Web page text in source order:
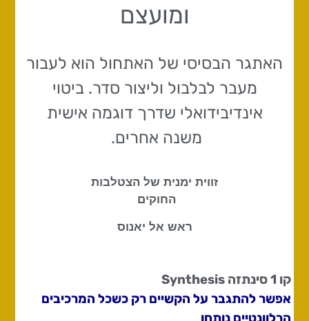
ומועצם
האתגר הבסיסי של האתחול הוא לעבור
מעבר לבלבול וליצור סדר. ביטוי
אינדיבידואלי שדרך דוגמה אישית
משנה אחרים.
זווית ימנית של הצטלבות
החוקים
ראש אל יאנוס
קו 1 סינתזה
Synthesis
אפשר להתגבר על הקשיים רק כשכל המרכיבים